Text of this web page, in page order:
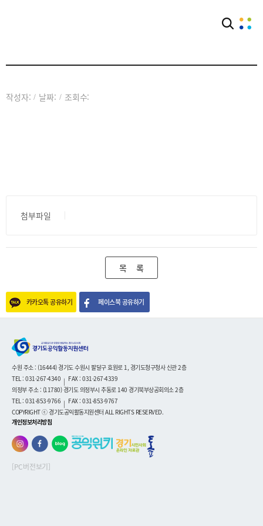
작성자: / 날짜: / 조회수:
첨부파일
카카오톡 공유하기 페이스북 공유하기
목 록
수원 주소 : (16444) 경기도 수원시 팔달구 효원로 1, 경기도청구청사 신관 2층
TEL : 031-267-4340 | FAX : 031-267-4339
의정부 주소 : (11780) 경기도 의정부시 추동로 140 경기북부상공회의소 2층
TEL : 031-853-9766 | FAX : 031-853-9767
COPYRIGHT ⓒ 경기도공익활동지원센터 ALL RIGHTS RESERVED.
개인정보처리방침
[PC버전보기]